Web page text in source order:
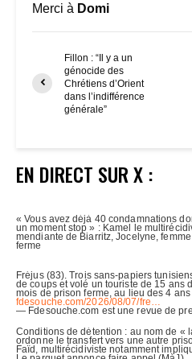
Merci à Domi
Fillon : “Il y a un
génocide des
Chrétiens d’Orient
dans l’indifférence
générale”
EN DIRECT SUR X :